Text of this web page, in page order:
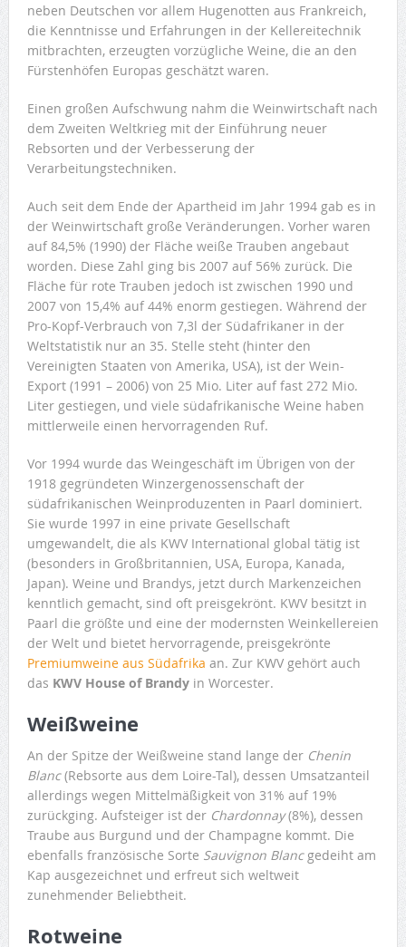
neben Deutschen vor allem Hugenotten aus Frankreich,
die Kenntnisse und Erfahrungen in der Kellereitechnik
mitbrachten, erzeugten vorzügliche Weine, die an den
Fürstenhöfen Europas geschätzt waren.
Einen großen Aufschwung nahm die Weinwirtschaft nach
dem Zweiten Weltkrieg mit der Einführung neuer
Rebsorten und der Verbesserung der
Verarbeitungstechniken.
Auch seit dem Ende der Apartheid im Jahr 1994 gab es in
der Weinwirtschaft große Veränderungen. Vorher waren
auf 84,5% (1990) der Fläche weiße Trauben angebaut
worden. Diese Zahl ging bis 2007 auf 56% zurück. Die
Fläche für rote Trauben jedoch ist zwischen 1990 und
2007 von 15,4% auf 44% enorm gestiegen. Während der
Pro-Kopf-Verbrauch von 7,3l der Südafrikaner in der
Weltstatistik nur an 35. Stelle steht (hinter den
Vereinigten Staaten von Amerika, USA), ist der Wein-
Export (1991 – 2006) von 25 Mio. Liter auf fast 272 Mio.
Liter gestiegen, und viele südafrikanische Weine haben
mittlerweile einen hervorragenden Ruf.
Vor 1994 wurde das Weingeschäft im Übrigen von der
1918 gegründeten Winzergenossenschaft der
südafrikanischen Weinproduzenten in Paarl dominiert.
Sie wurde 1997 in eine private Gesellschaft
umgewandelt, die als KWV International global tätig ist
(besonders in Großbritannien, USA, Europa, Kanada,
Japan). Weine und Brandys, jetzt durch Markenzeichen
kenntlich gemacht, sind oft preisgekrönt. KWV besitzt in
Paarl die größte und eine der modernsten Weinkellereien
der Welt und bietet hervorragende, preisgekrönte
Premiumweine aus Südafrika an. Zur KWV gehört auch
das KWV House of Brandyin Worcester.
Weißweine
An der Spitze der Weißweine stand lange der Chenin
Blanc(Rebsorte aus dem Loire-Tal), dessen Umsatzanteil
allerdings wegen Mittelmäßigkeit von 31% auf 19%
zurückging. Aufsteiger ist der Chardonnay(8%), dessen
Traube aus Burgund und der Champagne kommt. Die
ebenfalls französische Sorte Sauvignon Blancgedeiht am
Kap ausgezeichnet und erfreut sich weltweit
zunehmender Beliebtheit.
Rotweine